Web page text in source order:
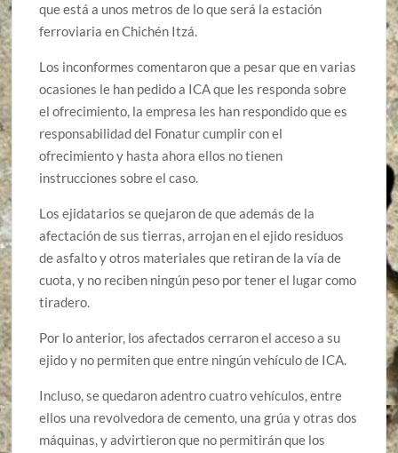
que está a unos metros de lo que será la estación
ferroviaria en Chichén Itzá.
Los inconformes comentaron que a pesar que en varias
ocasiones le han pedido a ICA que les responda sobre
el ofrecimiento, la empresa les han respondido que es
responsabilidad del Fonatur cumplir con el
ofrecimiento y hasta ahora ellos no tienen
instrucciones sobre el caso.
Los ejidatarios se quejaron de que además de la
afectación de sus tierras, arrojan en el ejido residuos
de asfalto y otros materiales que retiran de la vía de
cuota, y no reciben ningún peso por tener el lugar como
tiradero.
Por lo anterior, los afectados cerraron el acceso a su
ejido y no permiten que entre ningún vehículo de ICA.
Incluso, se quedaron adentro cuatro vehículos, entre
ellos una revolvedora de cemento, una grúa y otras dos
máquinas, y advirtieron que no permitirán que los